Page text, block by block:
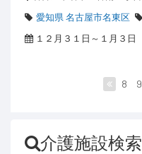
愛知県 名古屋市名東区
１２月３１日～１月３日
8 9
介護施設検索